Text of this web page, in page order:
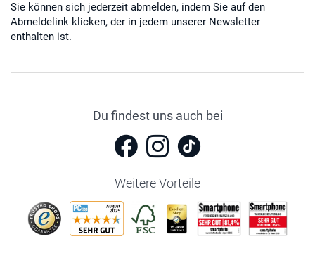
Sie können sich jederzeit abmelden, indem Sie auf den
Abmeldelink klicken, der in jedem unserer Newsletter
enthalten ist.
Du findest uns auch bei
Weitere Vorteile